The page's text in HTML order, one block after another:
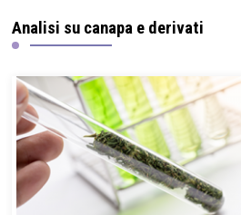
Analisi su canapa e derivati